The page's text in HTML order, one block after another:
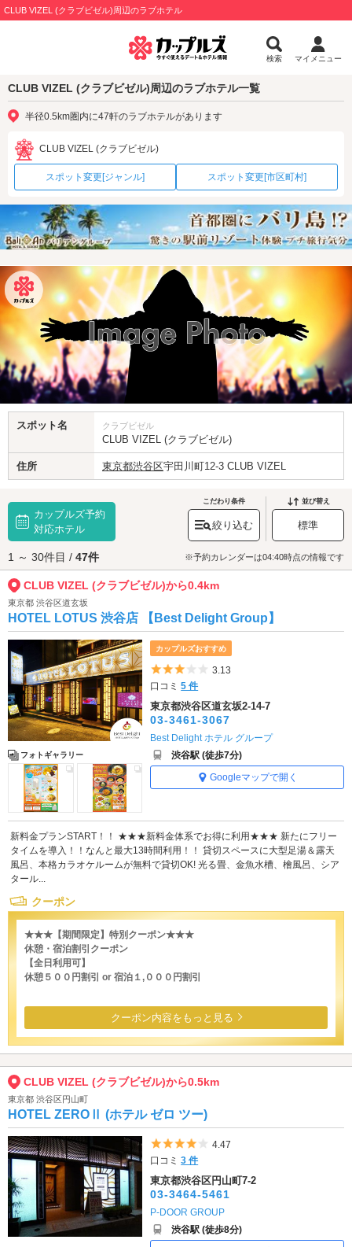
CLUB VIZEL (クラブビゼル)周辺のラブホテル
検索 マイメニュー
CLUB VIZEL (クラブビゼル)周辺のラブホテル一覧
半径0.5km圏内に47軒のラブホテルがあります
CLUB VIZEL (クラブビゼル)
スポット変更[ジャンル] スポット変更[市区町村]
スポット名 クラブビゼル
CLUB VIZEL (クラブビゼル)
住所 東京都渋谷区宇田川町12-3 CLUB VIZEL
カップルズ予約
対応ホテル
こだわり条件
絞り込む
並び替え
標準
1 ～ 30件目 / 47件 ※予約カレンダーは04:40時点の情報です
CLUB VIZEL (クラブビゼル)から0.4km
東京都 渋谷区道玄坂
HOTEL LOTUS 渋谷店 【Best Delight Group】
フォトギャラリー
カップルズおすすめ
5つ星のうち3
3.13
口コミ5 件
東京都渋谷区道玄坂2-14-7
03-3461-3067
Best Delight ホテル グループ
渋谷駅 (徒歩7分)
Googleマップで開く
新料金プランSTART！！ ★★★新料金体系でお得に利用★★★ 新たにフリー
タイムを導入！！なんと最大13時間利用！！ 貸切スペースに大型足湯＆露天
風呂、本格カラオケルームが無料で貸切OK! 光る畳、金魚水槽、檜風呂、シア
タール...
クーポン
★★★【期間限定】特別クーポン★★★
休憩・宿泊割引クーポン
【全日利用可】
休憩５００円割引 or 宿泊１,０００円割引
クーポン内容をもっと見る
CLUB VIZEL (クラブビゼル)から0.5km
東京都 渋谷区円山町
HOTEL ZEROⅡ (ホテル ゼロ ツー)
5つ星のうち4
4.47
口コミ3 件
東京都渋谷区円山町7-2
03-3464-5461
P-DOOR GROUP
渋谷駅 (徒歩8分)